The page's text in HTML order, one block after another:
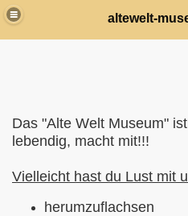
Das "Alte Welt Museum"
lebendig, macht mit!!!
Vielleicht hast du Lust mit
herumzuflachsen